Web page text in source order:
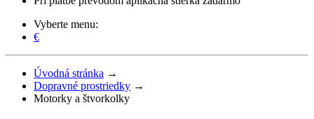
Vyberte menu:
€
Úvodná stránka →
Dopravné prostriedky →
Motorky a štvorkolky